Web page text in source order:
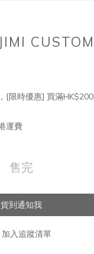
CUSTOM
[限時優惠] 買滿
運費
售完
貨到通知我
加入追蹤清單